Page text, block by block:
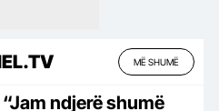
MË SHUMË